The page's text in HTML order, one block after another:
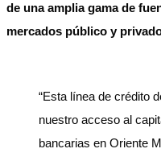
de una amplia gama de
mercados público y
“Esta línea de crédito
nuestro acceso al
bancarias en Oriente